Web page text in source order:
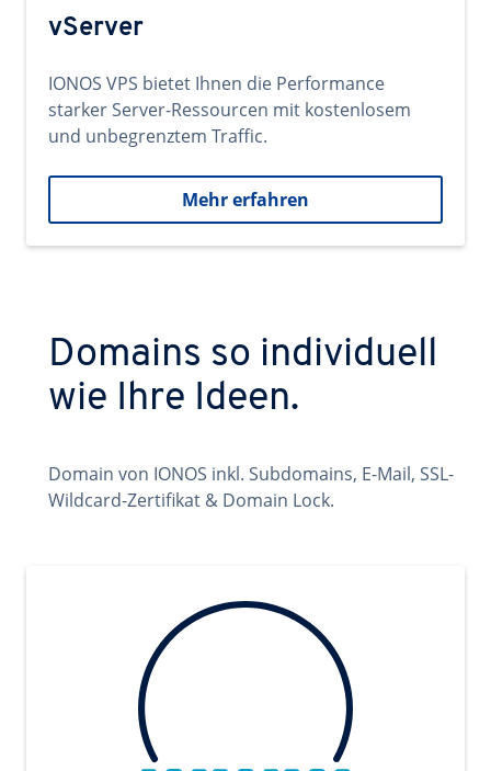
vServer
IONOS VPS bietet Ihnen die Performance
starker Server-Ressourcen mit kostenlosem
und unbegrenztem Traffic.
Mehr erfahren
Domains so individuell
wie Ihre Ideen.
Domain von IONOS inkl. Subdomains, E-Mail, SSL-
Wildcard-Zertifikat & Domain Lock.